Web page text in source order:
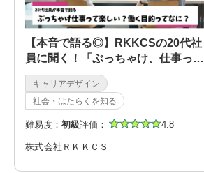
【本音で語る◎】RKKCSの20代社
員に聞く！「ぶっちゃけ、仕事って
楽しい？」「働く目的とは？」
キャリアデザイン
社会・はたらくを知る
難易度： 初級評価： 4.8
株式会社ＲＫＫＣＳ